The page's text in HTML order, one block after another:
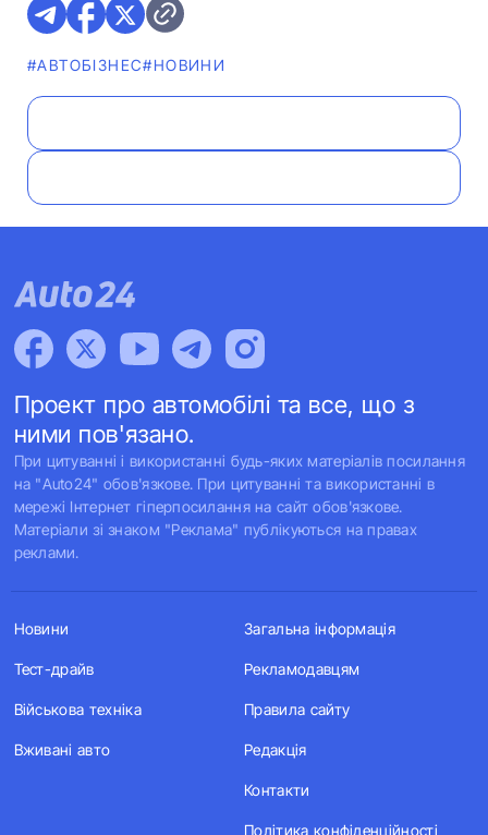
#АВТОБІЗНЕС#НОВИНИ
Проект про автомобілі та все, що з
ними пов'язано.
При цитуванні і використанні будь-яких матеріалів посилання
на "Auto24" обов'язкове. При цитуванні та використанні в
мережі Інтернет гіперпосилання на сайт обов'язкове.
Матеріали зі знаком "Реклама" публікуються на правах
реклами.
Новини
Тест-драйв
Військова техніка
Вживані авто
Загальна інформація
Рекламодавцям
Правила сайту
Редакція
Контакти
Політика конфіденційності